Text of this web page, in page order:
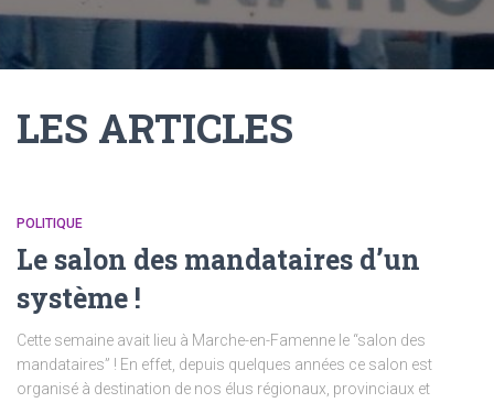
LES ARTICLES
POLITIQUE
Le salon des mandataires d’un
système !
Cette semaine avait lieu à Marche-en-Famenne le “salon des
mandataires” ! En effet, depuis quelques années ce salon est
organisé à destination de nos élus régionaux, provinciaux et